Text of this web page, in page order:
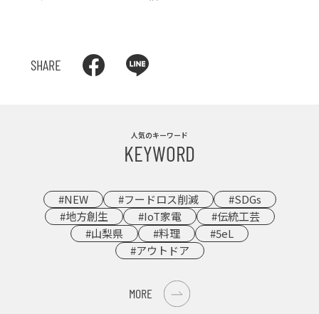
SHARE
人気のキーワード
KEYWORD
#NEW #フードロス削減
#SDGs
#地方創生
#IoT家電
#伝統工芸
#山梨県
#料理
#5eL
#アウトドア
MORE